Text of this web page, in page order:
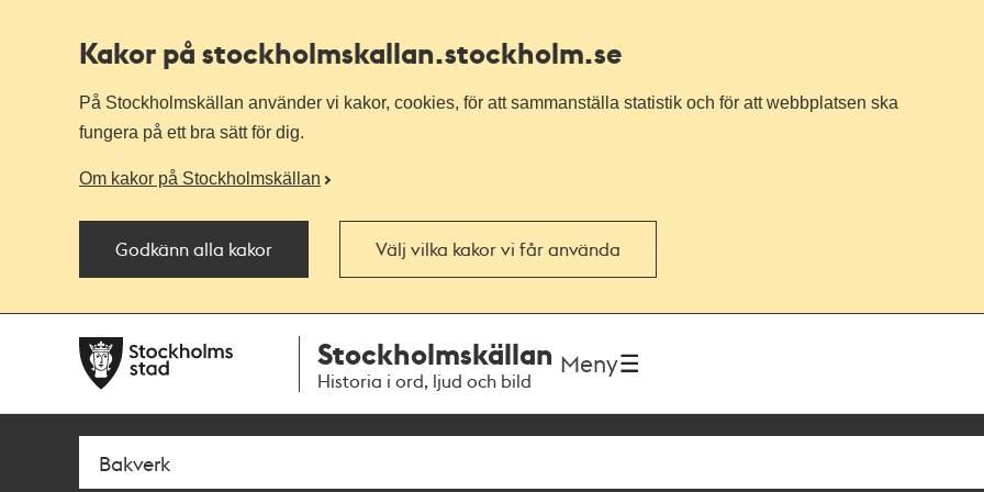
Kakor på stockholmskallan.stockholm.se
På Stockholmskällan använder vi kakor, cookies, för att sammanställa statistik och för att webbplatsen ska
fungera på ett bra sätt för dig.
Om kakor på Stockholmskällan
Godkänn alla kakor Välj vilka kakor vi får använda
navigationen
huvudinnehållet
Stockholmskällan
Historia i ord, ljud och bild
Meny
Sök